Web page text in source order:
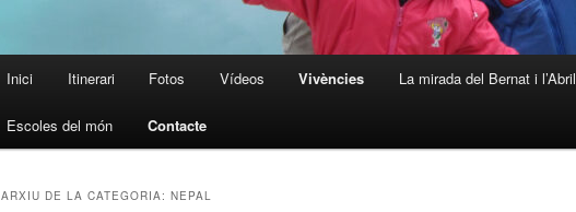
Inici Itinerari Fotos Vídeos Vivències La mirada del Bernat i l’Abril
Escoles del món Contacte
ARXIU DE LA CATEGORIA: NEPAL